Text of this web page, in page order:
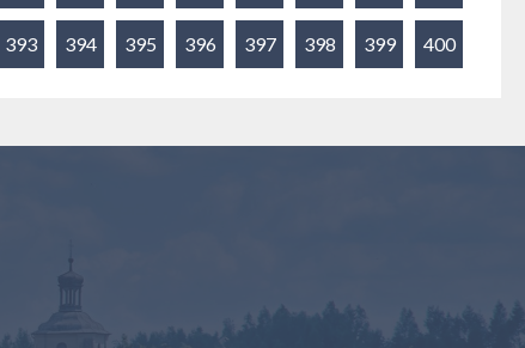
393 394 395 396 397 398 399 400